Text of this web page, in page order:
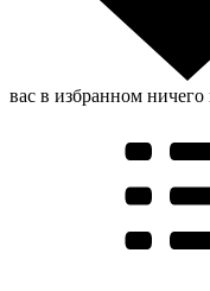
вас в избранном ничего